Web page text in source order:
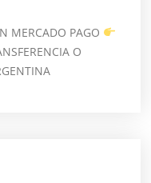
MERCADO PAGO
O